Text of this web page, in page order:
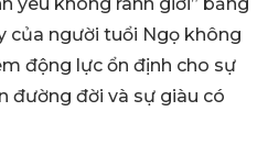
của người tuổi Ngọ không
động lực ổn định cho sự
đường đời và sự giàu có